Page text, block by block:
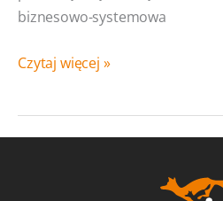
biznesowo-systemowa
Analiza
Ile
Czytaj więcej »